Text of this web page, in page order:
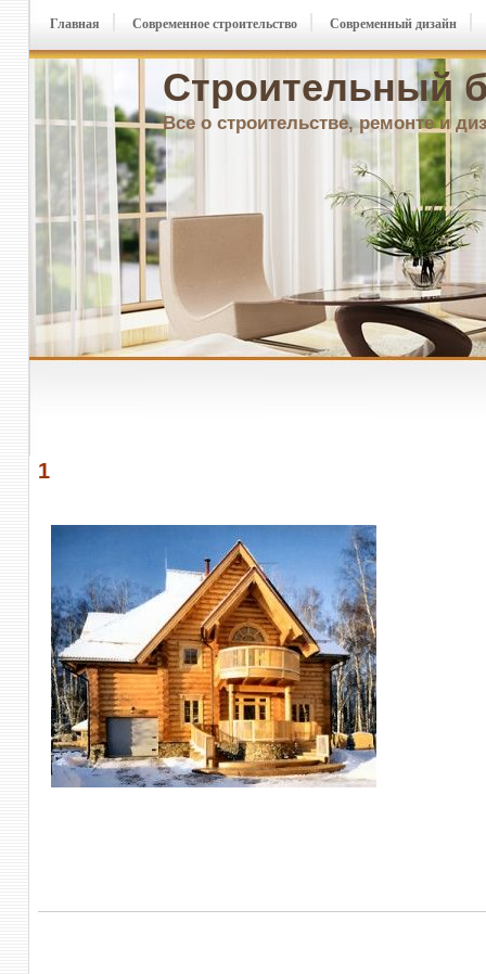
Строительный
Все о строительстве, ремонте и
Главная Современное строительство Современный дизайн
1